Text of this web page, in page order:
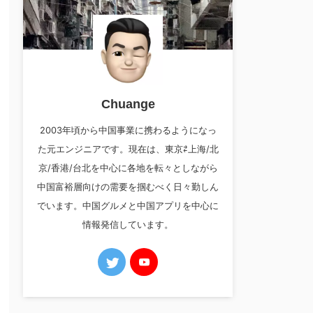
Chuange
2003年頃から中国事業に携わるようになっ
た元エンジニアです。現在は、東京⇄上海/北
京/香港/台北を中心に各地を転々としながら
中国富裕層向けの需要を掴むべく日々勤しん
でいます。中国グルメと中国アプリを中心に
情報発信しています。